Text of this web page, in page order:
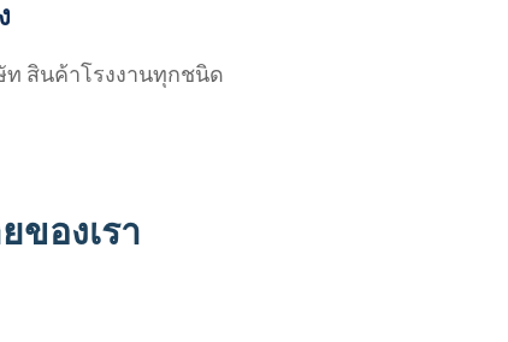
ท สินค้าโรงงานทุกชนิด
ของเรา